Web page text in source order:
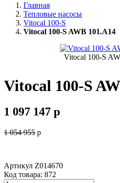
Главная
Тепловые насосы
Vitocal 100-S
Vitocal 100-S AWB 101.A14
Vitocal 100-S
Vitocal 100-S
1 097 147 p
1 054 955 p
Артикул Z014670
Код товара: 872